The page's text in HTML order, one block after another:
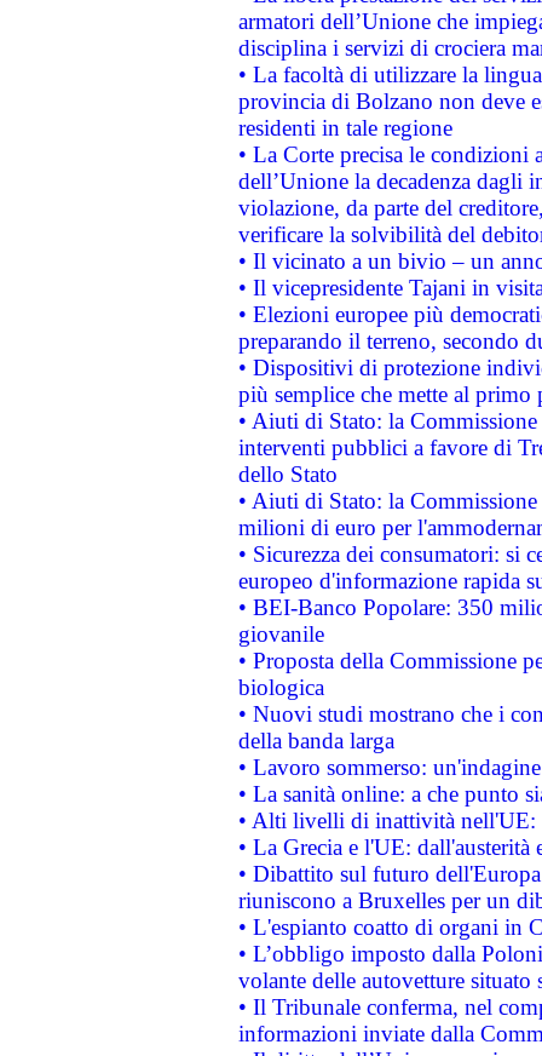
armatori dell’Unione che
disciplina i servizi di crociera
• La facoltà di utilizzare la
provincia di Bolzano non deve
residenti in tale regione
• La Corte precisa le
dell’Unione la decadenza dagli
violazione, da parte del
verificare la solvibilità del
• Il vicinato a un bivio – un
• Il vicepresidente Tajani in
• Elezioni europee più
preparando il terreno, secondo
• Dispositivi di protezione
più semplice che mette al primo
• Aiuti di Stato: la
interventi pubblici a favore di
dello Stato
• Aiuti di Stato: la
milioni di euro per
• Sicurezza dei consumatori: si
europeo d'informazione rapida
• BEI-Banco Popolare: 350
giovanile
• Proposta della Commissione
biologica
• Nuovi studi mostrano che i
della banda larga
• Lavoro sommerso:
• La sanità online: a che punto
• Alti livelli di inattività nell'UE:
• La Grecia e l'UE: dall'austerità
• Dibattito sul futuro
riuniscono a Bruxelles per un
• L'espianto coatto di organi in
• L’obbligo imposto dalla
volante delle autovetture
• Il Tribunale conferma, nel
informazioni inviate dalla